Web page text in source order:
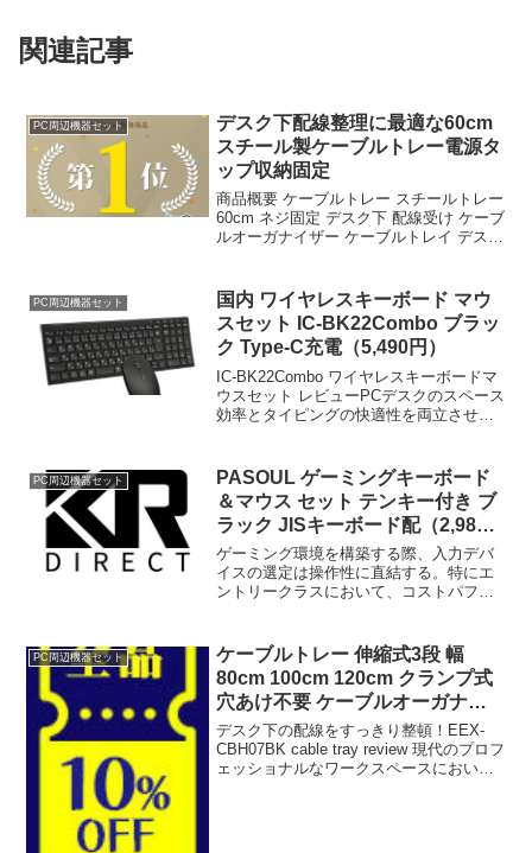
関連記事
PC周辺機器セット
デスク下配線整理に最適な60cm
スチール製ケーブルトレー電源タ
ップ収納固定
商品概要 ケーブルトレー スチールトレー
60cm ネジ固定 デスク下 配線受け ケーブ
ルオーガナイザー ケーブルトレイ デスク
お届けします。 商品名 ケー...
PC周辺機器セット
国内 ワイヤレスキーボード マウ
スセット IC-BK22Combo ブラッ
ク Type-C充電（5,490円）
IC-BK22Combo ワイヤレスキーボードマ
ウスセット レビューPCデスクのスペース
効率とタイピングの快適性を両立させる
内 ワイヤレスキーボード マウスセット
IC...
PC周辺機器セット
PASOUL ゲーミングキーボード
＆マウス セット テンキー付き ブ
ラック JISキーボード配（2,980
円）
ゲーミング環境を構築する際、入力デバ
イスの選定は操作性に直結する。特にエ
ントリークラスにおいて、コストパフォ
ミングキーボード＆マウス セット テンキ
ー付き ブラック...
PC周辺機器セット
ケーブルトレー 伸縮式3段 幅
80cm 100cm 120cm クランプ式
穴あけ不要 ケーブルオーガナイ
ザー
デスク下の配線をすっきり整頓！EEX-
CBH07BK cable tray review 現代のプロフ
ェッショナルなワークスペースにおい